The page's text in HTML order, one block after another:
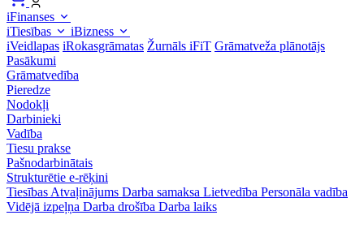
iFinanses
iTiesības
iBizness
iVeidlapas iRokasgrāmatas Žurnāls iFiT Grāmatveža plānotājs
Pasākumi
Grāmatvedība
Pieredze
Nodokļi
Darbinieki
Vadība
Tiesu prakse
Pašnodarbinātais
Strukturētie e-rēķini
Tiesības Atvaļinājums Darba samaksa Lietvedība Personāla vadība
Vidējā izpeļņa Darba drošība Darba laiks